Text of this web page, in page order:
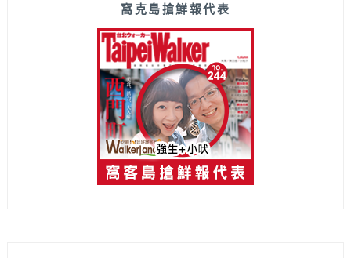
窩克島搶鮮報代表